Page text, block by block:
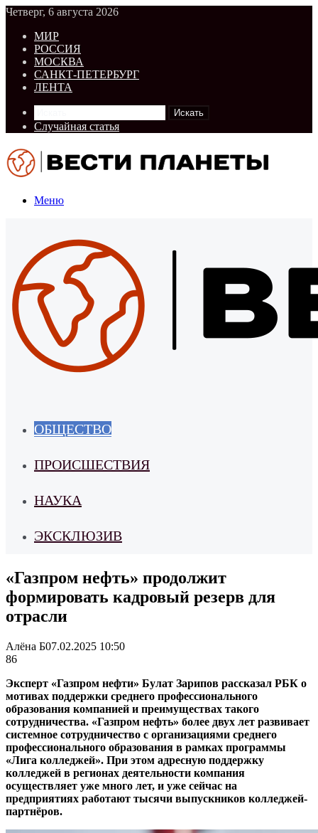
Четверг, 6 августа 2026
МИР
РОССИЯ
МОСКВА
САНКТ-ПЕТЕРБУРГ
ЛЕНТА
Искать
Случайная статья
Меню
ОБЩЕСТВО
ПРОИСШЕСТВИЯ
НАУКА
ЭКСКЛЮЗИВ
«Газпром нефть» продолжит
формировать кадровый резерв для
отрасли
Алёна Б07.02.2025 10:50
86
Эксперт «Газпром нефти» Булат Зарипов рассказал РБК о
мотивах поддержки среднего профессионального
образования компанией и преимуществах такого
сотрудничества. «Газпром нефть» более двух лет развивает
системное сотрудничество с организациями среднего
профессионального образования в рамках программы
«Лига колледжей». При этом адресную поддержку
колледжей в регионах деятельности компания
осуществляет уже много лет, и уже сейчас на
предприятиях работают тысячи выпускников колледжей-
партнёров.